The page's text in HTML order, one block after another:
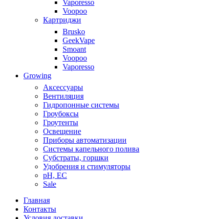
Vaporesso
Voopoo
Картриджи
Brusko
GeekVape
Smoant
Voopoo
Vaporesso
Growing
Аксессуары
Вентиляция
Гидропонные системы
Гроубоксы
Гроутенты
Освещение
Приборы автоматизации
Системы капельного полива
Субстраты, горшки
Удобрения и стимуляторы
pH, EC
Sale
Главная
Контакты